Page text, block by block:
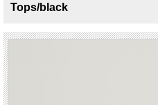
Tops/black